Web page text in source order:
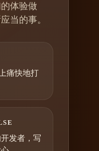
体验做
当的事。
痛快地打
发者，写